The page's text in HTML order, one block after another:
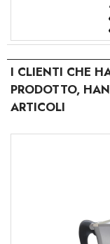
I CLIENTI CHE
PRODOTTO,
ARTICOLI